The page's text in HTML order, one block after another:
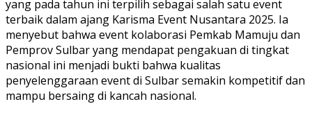
yang pada tahun ini terpilih sebagai salah satu event
terbaik dalam ajang Karisma Event Nusantara 2025. Ia
menyebut bahwa event kolaborasi Pemkab Mamuju dan
Pemprov Sulbar yang mendapat pengakuan di tingkat
nasional ini menjadi bukti bahwa kualitas
penyelenggaraan event di Sulbar semakin kompetitif dan
mampu bersaing di kancah nasional.